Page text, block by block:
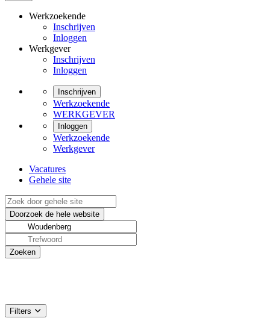
Werkzoekende
Inschrijven
Inloggen
Werkgever
Inschrijven
Inloggen
Inschrijven
Werkzoekende
WERKGEVER
Inloggen
Werkzoekende
Werkgever
Vacatures
Gehele site
Filters